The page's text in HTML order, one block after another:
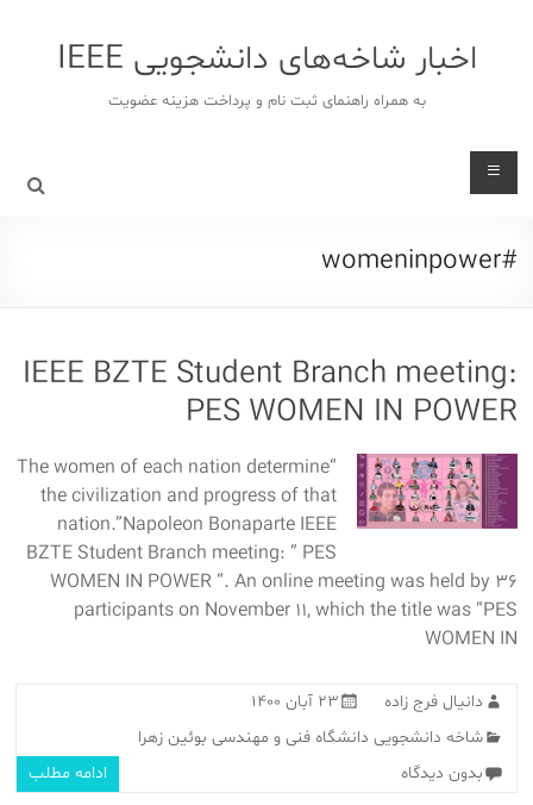
اخبار شاخه‌های دانشجویی IEEE
به همراه راهنمای ثبت نام و پرداخت هزینه عضویت
#womeninpower
IEEE BZTE Student Branch meeting:
PES WOMEN IN POWER
“The women of each nation determine
the civilization and progress of that
nation.”Napoleon Bonaparte IEEE
BZTE Student Branch meeting: ” PES
WOMEN IN POWER “. An online meeting was held by 36
participants on November 11, which the title was “PES
WOMEN IN
دانیال فرج زاده
۲۳ آبان ۱۴۰۰
شاخه دانشجویی دانشگاه فنی و مهندسی بوئین زهرا
بدون دیدگاه
ادامه مطلب